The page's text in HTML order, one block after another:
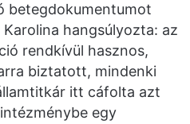
betegdokumentumot
hangsúlyozta: az
rendkívül hasznos,
biztatott, mindenki
itt cáfolta azt
egy